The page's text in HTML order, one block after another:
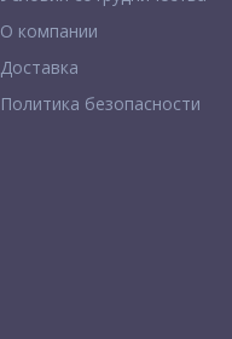
О компании
Доставка
Политика безопасности